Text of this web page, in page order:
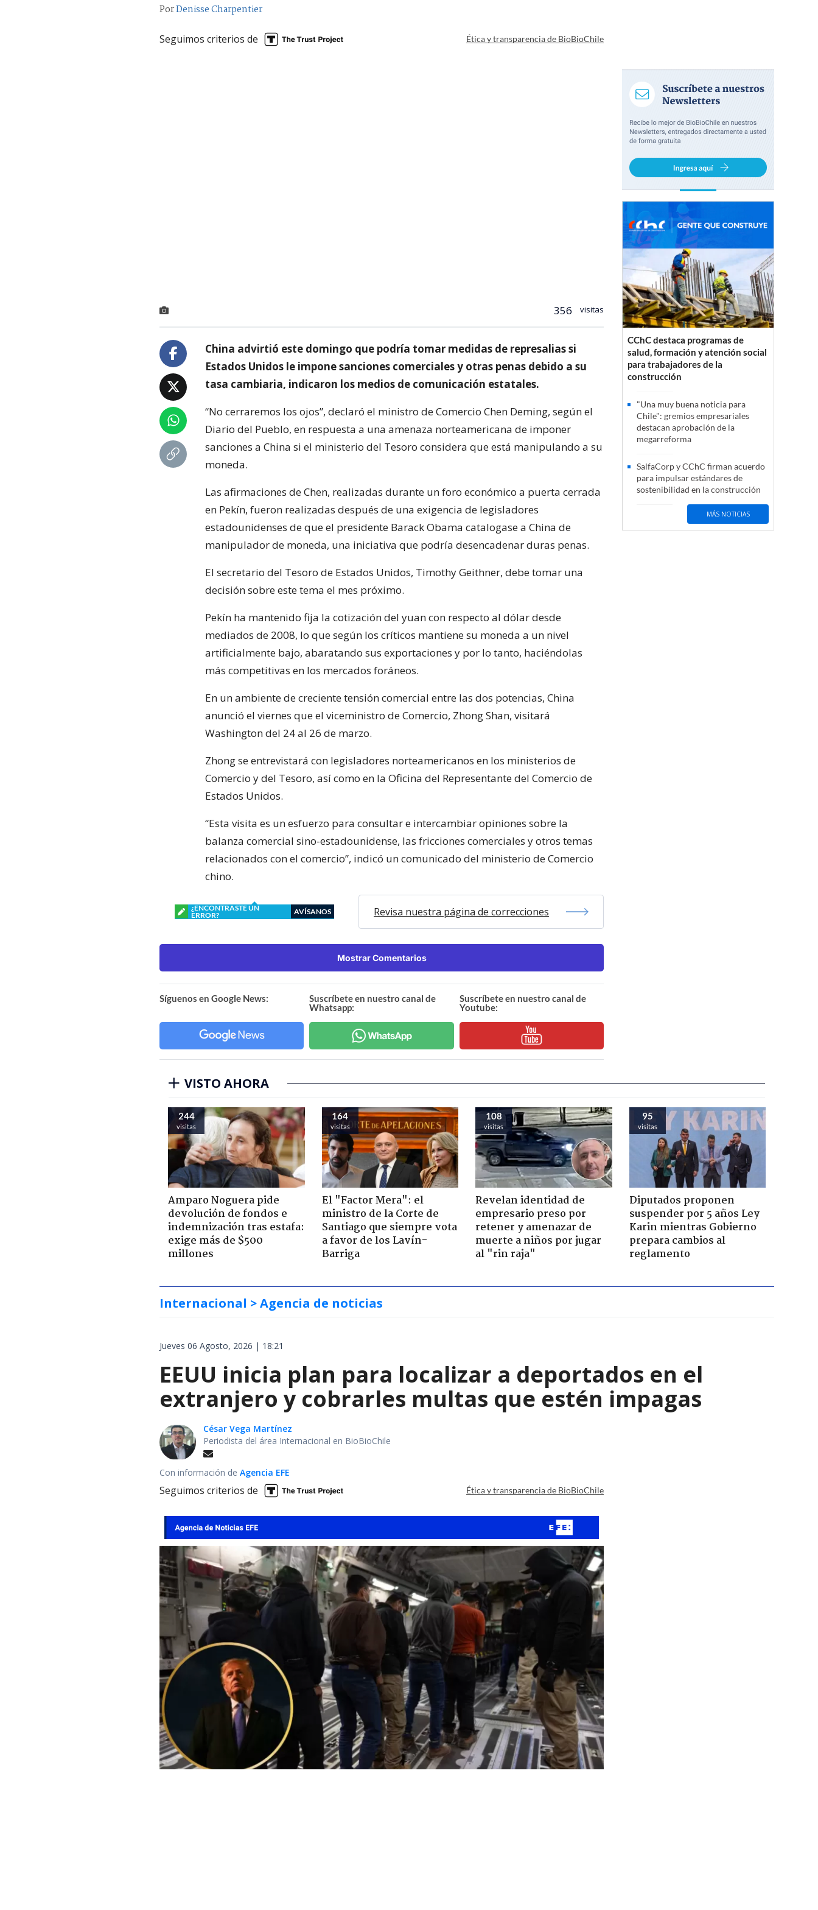
PorDenisse Charpentier
Seguimos criterios de Ética y transparencia de BioBioChile
356 visitas
China advirtió este domingo que podría tomar medidas de represalias si
Estados Unidos le impone sanciones comerciales y otras penas debido a su
tasa cambiaria, indicaron los medios de comunicación estatales.
“No cerraremos los ojos”, declaró el ministro de Comercio Chen Deming, según el
Diario del Pueblo, en respuesta a una amenaza norteamericana de imponer
sanciones a China si el ministerio del Tesoro considera que está manipulando a su
moneda.
Las afirmaciones de Chen, realizadas durante un foro económico a puerta cerrada
en Pekín, fueron realizadas después de una exigencia de legisladores
estadounidenses de que el presidente Barack Obama catalogase a China de
manipulador de moneda, una iniciativa que podría desencadenar duras penas.
El secretario del Tesoro de Estados Unidos, Timothy Geithner, debe tomar una
decisión sobre este tema el mes próximo.
Pekín ha mantenido fija la cotización del yuan con respecto al dólar desde
mediados de 2008, lo que según los críticos mantiene su moneda a un nivel
artificialmente bajo, abaratando sus exportaciones y por lo tanto, haciéndolas
más competitivas en los mercados foráneos.
En un ambiente de creciente tensión comercial entre las dos potencias, China
anunció el viernes que el viceministro de Comercio, Zhong Shan, visitará
Washington del 24 al 26 de marzo.
Zhong se entrevistará con legisladores norteamericanos en los ministerios de
Comercio y del Tesoro, así como en la Oficina del Representante del Comercio de
Estados Unidos.
“Esta visita es un esfuerzo para consultar e intercambiar opiniones sobre la
balanza comercial sino-estadounidense, las fricciones comerciales y otros temas
relacionados con el comercio”, indicó un comunicado del ministerio de Comercio
chino.
¿ENCONTRASTE UN
ERROR?
AVÍSANOS Revisa nuestra página de correcciones
Mostrar Comentarios
Síguenos en Google News:
Suscríbete en nuestro canal de
Whatsapp:
Suscríbete en nuestro canal de
Youtube:
CChC destaca programas de
salud, formación y atención social
para trabajadores de la
construcción
"Una muy buena noticia para
Chile": gremios empresariales
destacan aprobación de la
megarreforma
SalfaCorp y CChC firman acuerdo
para impulsar estándares de
sostenibilidad en la construcción
MÁS NOTICIAS
VISTO AHORA
244
visitas
Amparo Noguera pide
devolución de fondos e
indemnización tras estafa:
exige más de $500
millones
164
visitas
El "Factor Mera": el
ministro de la Corte de
Santiago que siempre vota
a favor de los Lavín-
Barriga
108
visitas
Revelan identidad de
empresario preso por
retener y amenazar de
muerte a niños por jugar
al "rin raja"
95
visitas
Diputados proponen
suspender por 5 años Ley
Karin mientras Gobierno
prepara cambios al
reglamento
Internacional > Agencia de noticias
Jueves 06 Agosto, 2026 | 18:21
EEUU inicia plan para localizar a deportados en el
extranjero y cobrarles multas que estén impagas
César Vega Martínez
Periodista del área Internacional en BioBioChile
Con información de Agencia EFE
Seguimos criterios de Ética y transparencia de BioBioChile